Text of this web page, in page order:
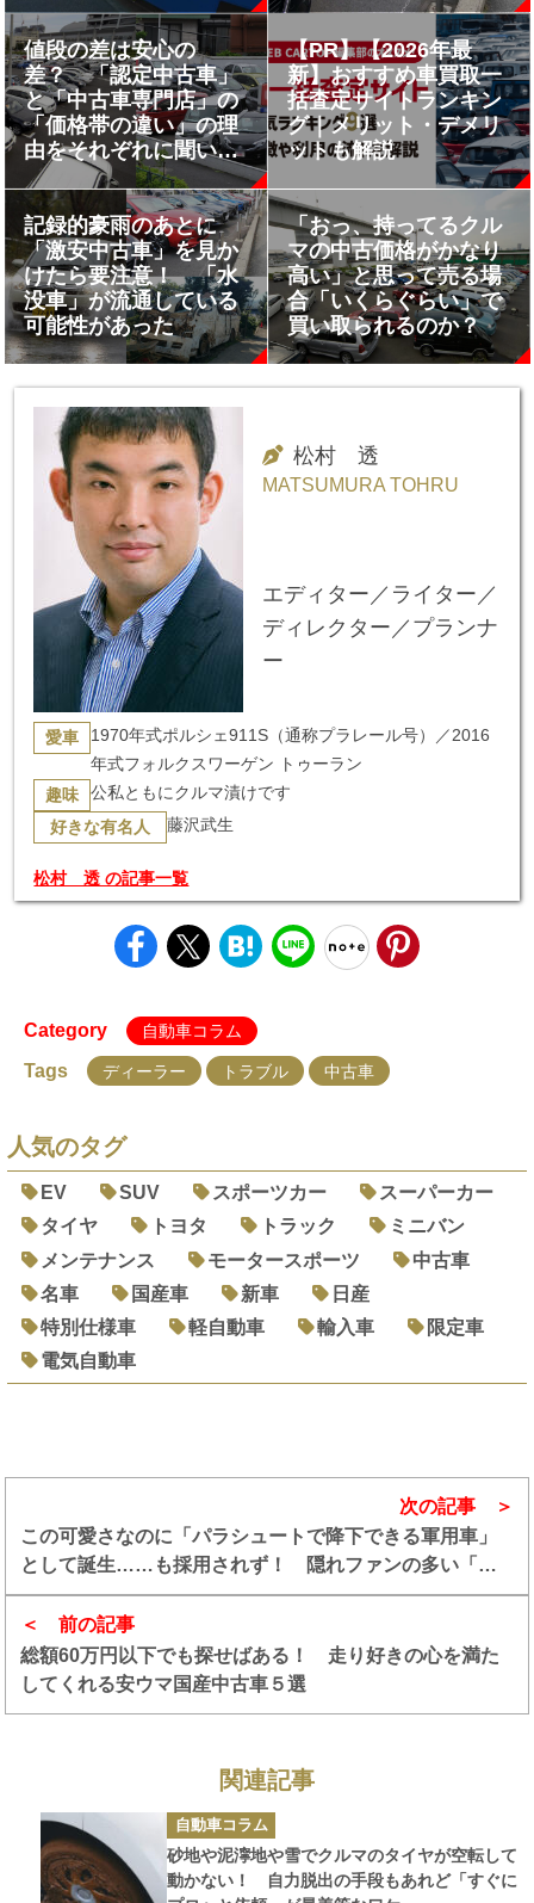
値段の差は安心の
差？ 「認定中古車」
と「中古車専門店」の
「価格帯の違い」の理
由をそれぞれに聞いて
みた
【PR】【2026年最
新】おすすめ車買取一
括査定サイトランキン
グ｜メリット・デメリ
ットも解説
記録的豪雨のあとに
「激安中古車」を見か
けたら要注意！ 「水
没車」が流通している
可能性があった
「おっ、持ってるクル
マの中古価格がかなり
高い」と思って売る場
合「いくらぐらい」で
買い取られるのか？
松村 透
MATSUMURA TOHRU
エディター／ライター／
ディレクター／プランナ
ー
愛車
1970年式ポルシェ911S（通称プラレール号）／2016
年式フォルクスワーゲン トゥーラン
趣味 公私ともにクルマ漬けです
好きな有名人 藤沢武生
松村 透 の記事一覧
Category 自動車コラム
Tags ディーラー トラブル 中古車
人気のタグ
EV SUV スポーツカー
スーパーカー
タイヤ
トヨタ トラック
ミニバン
メンテナンス
モータースポーツ
中古車
名車
国産車 新車
日産
特別仕様車
軽自動車 輸入車
限定車
電気自動車
前の記事
総額60万円以下でも探せばある！ 走り好きの心を満た
してくれる安ウマ国産中古車５選
次の記事
この可愛さなのに「パラシュートで降下できる軍用車」
として誕生……も採用されず！ 隠れファンの多い「ミ
ニモーク」は消えそうで消えない不死鳥カーだった
関連記事
カ
テ
ゴ
リ
ー
自動車コラム
砂地や泥濘地や雪でクルマのタイヤが空転して
動かない！ 自力脱出の手段もあれど「すぐに